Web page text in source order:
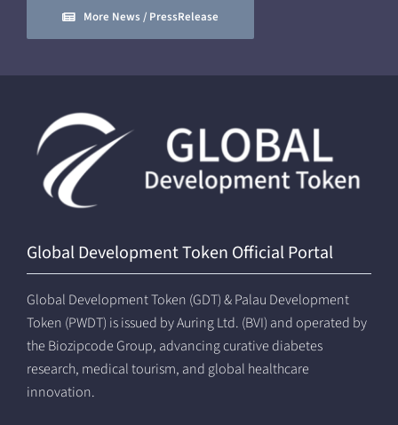
More News / PressRelease
Global Development Token Official Portal
Global Development Token (GDT) & Palau Development
Token (PWDT) is issued by Auring Ltd. (BVI) and operated by
the Biozipcode Group, advancing curative diabetes
research, medical tourism, and global healthcare
innovation.